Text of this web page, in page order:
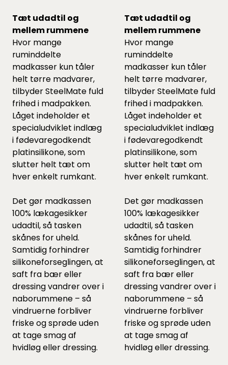
Tæt udadtil og
mellem rummene
Hvor mange
ruminddelte
madkasser kun tåler
helt tørre madvarer,
tilbyder SteelMate fuld
frihed i madpakken.
Låget indeholder et
specialudviklet indlæg
i fødevaregodkendt
platinsilikone, som
slutter helt tæt om
hver enkelt rumkant.
Det gør madkassen
100% lækagesikker
udadtil, så tasken
skånes for uheld.
Samtidig forhindrer
silikoneforseglingen, at
saft fra bær eller
dressing vandrer over i
naborummene – så
vindruerne forbliver
friske og sprøde uden
at tage smag af
hvidløg eller dressing.
Tæt udadtil og
mellem rummene
Hvor mange
ruminddelte
madkasser kun tåler
helt tørre madvarer,
tilbyder SteelMate fuld
frihed i madpakken.
Låget indeholder et
specialudviklet indlæg
i fødevaregodkendt
platinsilikone, som
slutter helt tæt om
hver enkelt rumkant.
Det gør madkassen
100% lækagesikker
udadtil, så tasken
skånes for uheld.
Samtidig forhindrer
silikoneforseglingen, at
saft fra bær eller
dressing vandrer over i
naborummene – så
vindruerne forbliver
friske og sprøde uden
at tage smag af
hvidløg eller dressing.